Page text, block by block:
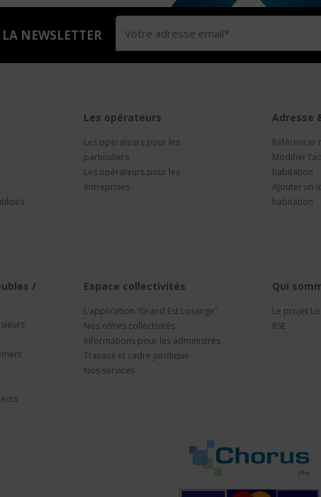
NEWSLETTER
Les opérateurs
Les opérateurs pour les
particuliers
Les opérateurs pour les
entreprises
Adresse
Référencer
Modifier
habitation
Ajouter un
habitation
/
Espace collectivités
L’application “Grand Est Losange”
Nos offres collectivités
Informations pour les administrés
Travaux et cadre juridique
Nos services
Qui
Le projet
RSE